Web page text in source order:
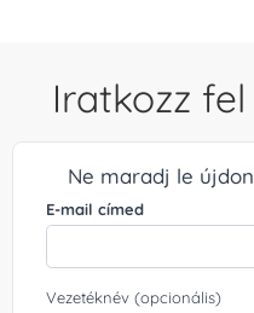
Iratkozz
Ne maradj le
E-mail címed
Vezetéknév (opcionális)